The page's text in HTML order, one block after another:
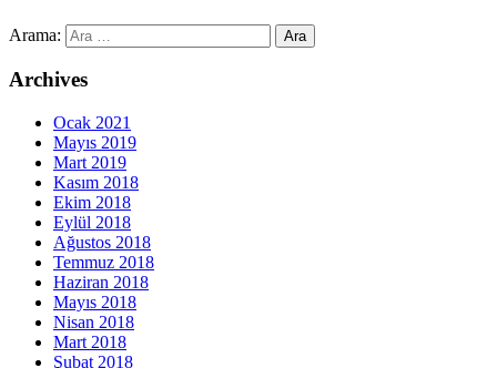
Arama:
Archives
Ocak 2021
Mayıs 2019
Mart 2019
Kasım 2018
Ekim 2018
Eylül 2018
Ağustos 2018
Temmuz 2018
Haziran 2018
Mayıs 2018
Nisan 2018
Mart 2018
Şubat 2018